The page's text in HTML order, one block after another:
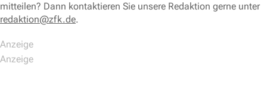
mitteilen? Dann kontaktieren Sie unsere Redaktion gerne unter
redaktion@zfk.de.